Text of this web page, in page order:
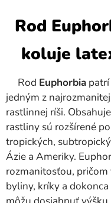
Rod
koluje
Rod Euphorbia
jedným z
rastlinnej ríši.
rastliny sú rozšírené
tropických,
Ázie a Ameriky.
rozmanitosťou,
byliny, kríky a